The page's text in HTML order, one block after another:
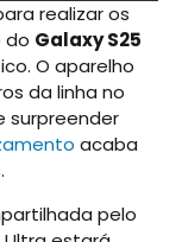
realizar os
do Galaxy S25
O aparelho
da linha no
surpreender
acaba
pelo